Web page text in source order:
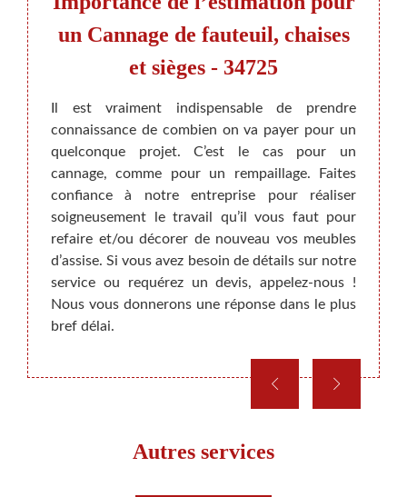
pour
dans
pas,
tarif
De
de
prix.
un Cannage de fauteuil, chaises
et sièges - 34725
Il est vraiment indispensable de prendre
connaissance de combien on va payer pour un
quelconque projet. C’est le cas pour un
cannage, comme pour un rempaillage. Faites
confiance à notre entreprise pour réaliser
soigneusement le travail qu’il vous faut pour
refaire et/ou décorer de nouveau vos meubles
d’assise. Si vous avez besoin de détails sur notre
service ou requérez un devis, appelez-nous !
Nous vous donnerons une réponse dans le plus
bref délai.
Le
Il est
votre
ou
Des
bien
Autres services